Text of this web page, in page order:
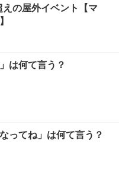
の屋外イベント【マ
は何て言う？
ってね」は何て言う？